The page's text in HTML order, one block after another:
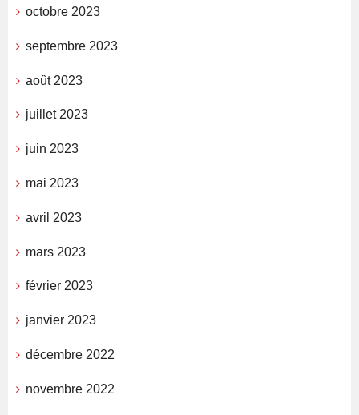
octobre 2023
septembre 2023
août 2023
juillet 2023
juin 2023
mai 2023
avril 2023
mars 2023
février 2023
janvier 2023
décembre 2022
novembre 2022